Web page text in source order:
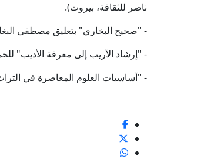
ناصر للثقافة، بيروت).
- "صحيح البخاري" بتعليق مصطفى البغا (3/
- "إرشاد الأريب إلى معرفة الأديب" للحموي (1/ 227، ط. دار الغرب
- "أساسيات العلوم المعاصرة في التراث